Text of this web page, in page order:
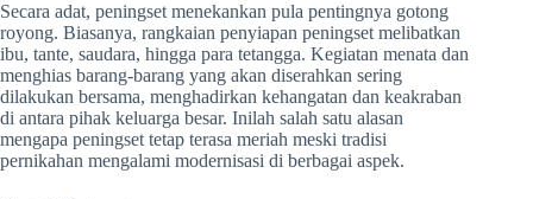
Secara adat, peningset menekankan pula pentingnya gotong
royong. Biasanya, rangkaian penyiapan peningset melibatkan
ibu, tante, saudara, hingga para tetangga. Kegiatan menata dan
menghias barang-barang yang akan diserahkan sering
dilakukan bersama, menghadirkan kehangatan dan keakraban
di antara pihak keluarga besar. Inilah salah satu alasan
mengapa peningset tetap terasa meriah meski tradisi
pernikahan mengalami modernisasi di berbagai aspek.